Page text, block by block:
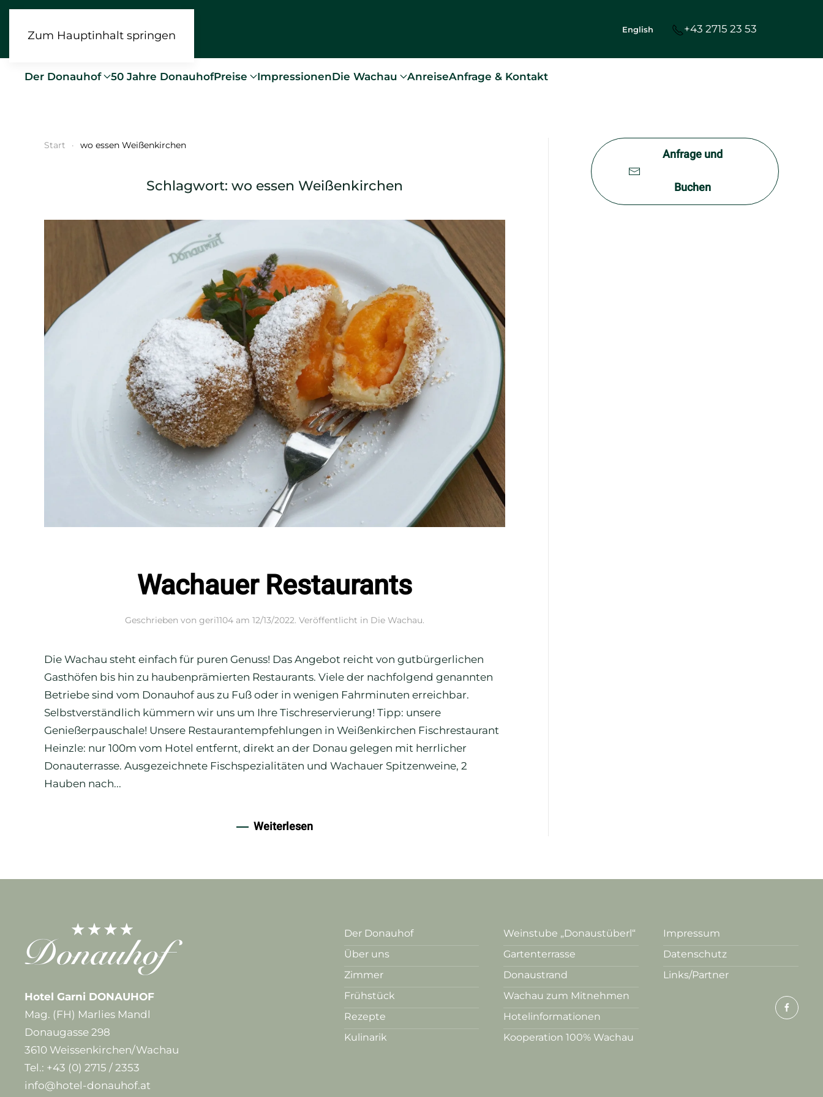
Zum Hauptinhalt springen English +43 2715 23 53
Der Donauhof 50 Jahre DonauhofPreise ImpressionenDie Wachau AnreiseAnfrage & Kontakt
Start wo essen Weißenkirchen
Schlagwort:wo essen Weißenkirchen
Wachauer Restaurants
Geschrieben vongeri1104 am12/13/2022. Veröffentlicht in Die Wachau.
Die Wachau steht einfach für puren Genuss! Das Angebot reicht von gutbürgerlichen
Gasthöfen bis hin zu haubenprämierten Restaurants. Viele der nachfolgend genannten
Betriebe sind vom Donauhof aus zu Fuß oder in wenigen Fahrminuten erreichbar.
Selbstverständlich kümmern wir uns um Ihre Tischreservierung! Tipp: unsere
Genießerpauschale! Unsere Restaurantempfehlungen in Weißenkirchen Fischrestaurant
Heinzle: nur 100m vom Hotel entfernt, direkt an der Donau gelegen mit herrlicher
Donauterrasse. Ausgezeichnete Fischspezialitäten und Wachauer Spitzenweine, 2
Hauben nach...
Weiterlesen
Anfrage und
Buchen
Hotel Garni DONAUHOF
Mag. (FH) Marlies Mandl
Donaugasse 298
3610 Weissenkirchen/Wachau
Tel.: +43 (0) 2715 / 2353
info@hotel-donauhof.at
Der Donauhof
Über uns
Zimmer
Frühstück
Rezepte
Kulinarik
Weinstube „Donaustüberl“
Gartenterrasse
Donaustrand
Wachau zum Mitnehmen
Hotelinformationen
Kooperation 100% Wachau
Impressum
Datenschutz
Links/Partner